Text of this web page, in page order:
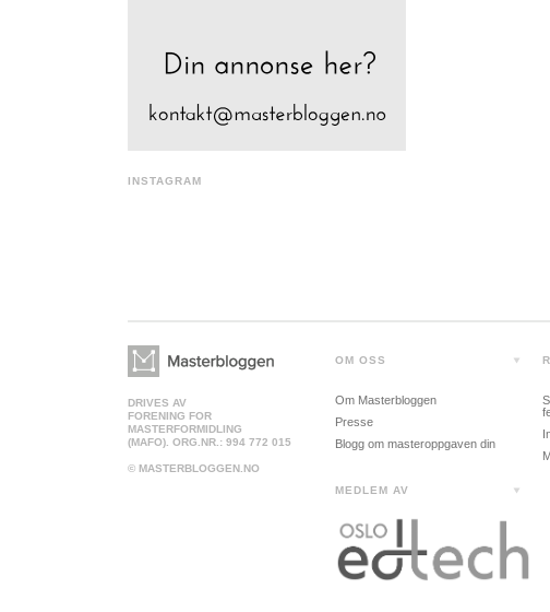
INSTAGRAM
DRIVES AV
FORENING FOR
MASTERFORMIDLING
(MAFO). ORG.NR.: 994 772 015
© MASTERBLOGGEN.NO
OM OSS
Om Masterbloggen
Presse
Blogg om masteroppgaven din
MEDLEM AV